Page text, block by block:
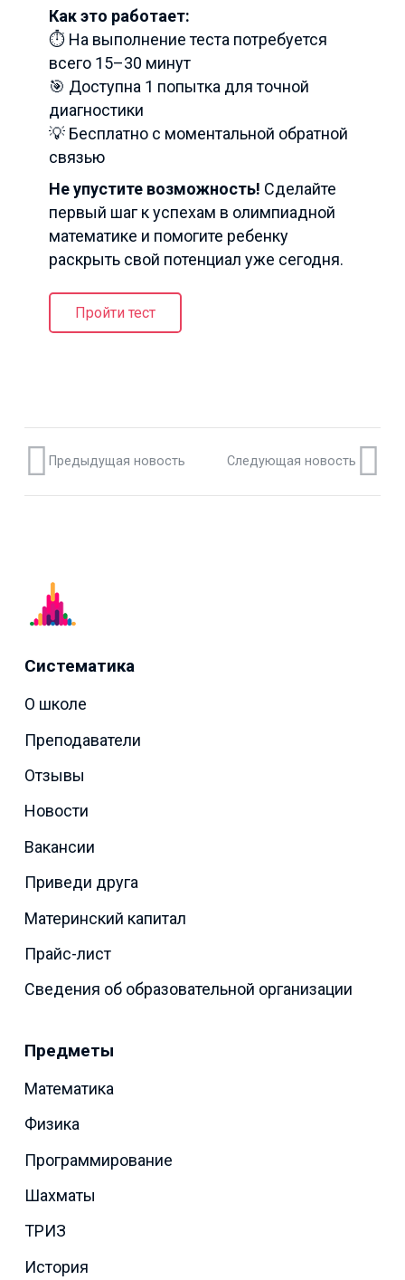
Как это работает:
⏱ На выполнение теста потребуется
всего 15–30 минут
🎯 Доступна 1 попытка для точной
диагностики
💡 Бесплатно с моментальной обратной
связью
Не упустите возможность! Сделайте
первый шаг к успехам в олимпиадной
математике и помогите ребенку
раскрыть свой потенциал уже сегодня.
Пройти тест
Предыдущая новость Следующая новость
Систематика
О школе
Преподаватели
Отзывы
Новости
Вакансии
Приведи друга
Материнский капитал
Прайс-лист
Сведения об образовательной организации
Предметы
Математика
Физика
Программирование
Шахматы
ТРИЗ
История